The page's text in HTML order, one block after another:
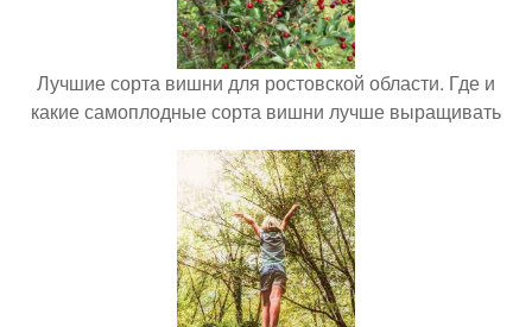
Лучшие сорта вишни для ростовской области. Где и
какие самоплодные сорта вишни лучше выращивать